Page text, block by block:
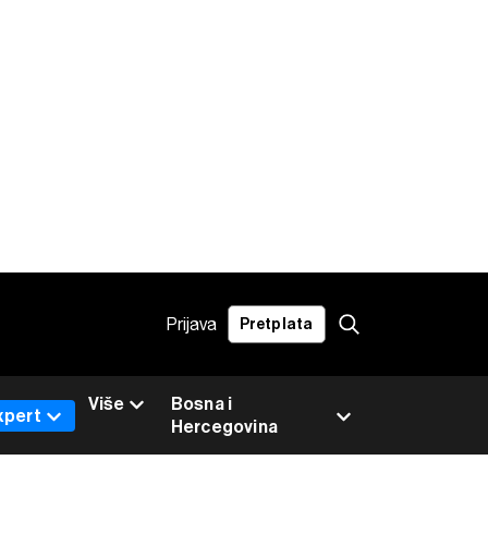
Prijava Pretplata
Bosna i
Hercegovina
Više